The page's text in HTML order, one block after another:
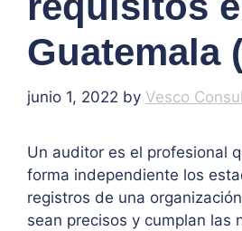
Guatemala
junio 1, 2022 by Vesco
Un auditor es el profesional
forma independiente los
registros de una
sean precisos y cumplan las